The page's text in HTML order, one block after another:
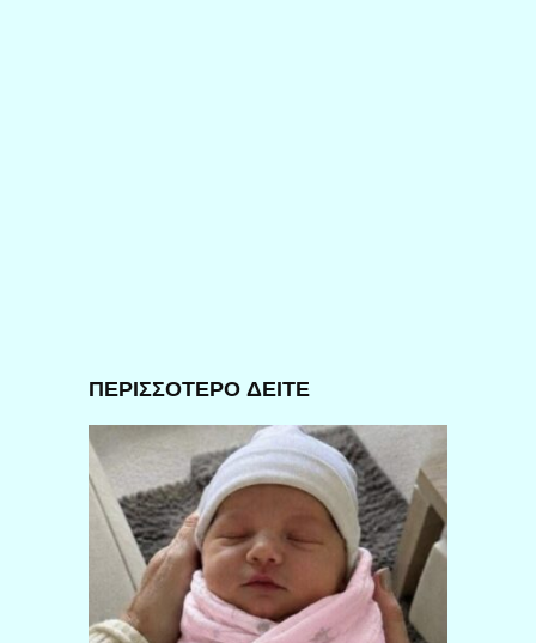
ΠΕΡΙΣΣΟΤΕΡΟ ΔΕΙΤΕ